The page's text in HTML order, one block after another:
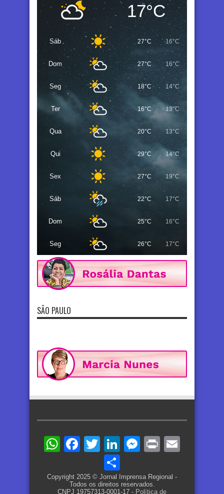
17°C
Sáb 27°C 16°C
Dom 27°C 16°C
Seg 18°C 14°C
Ter 16°C 13°C
Qua 20°C 13°C
Qui 29°C 14°C
Sex 27°C 19°C
Sáb 22°C 17°C
Dom 25°C 16°C
Seg 26°C 17°C
SÃO PAULO
WhatsApp
Facebook
TwitterLinkedIn
Messenger
Print
Copyright 2025 © Jornal Imprensa Regional -
Todos os direitos reservados.
CNPJ 19757313-0001-17 - Política de